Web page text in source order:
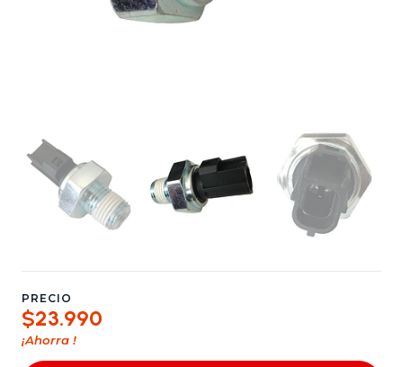
PRECIO
$23.990
¡Ahorra !